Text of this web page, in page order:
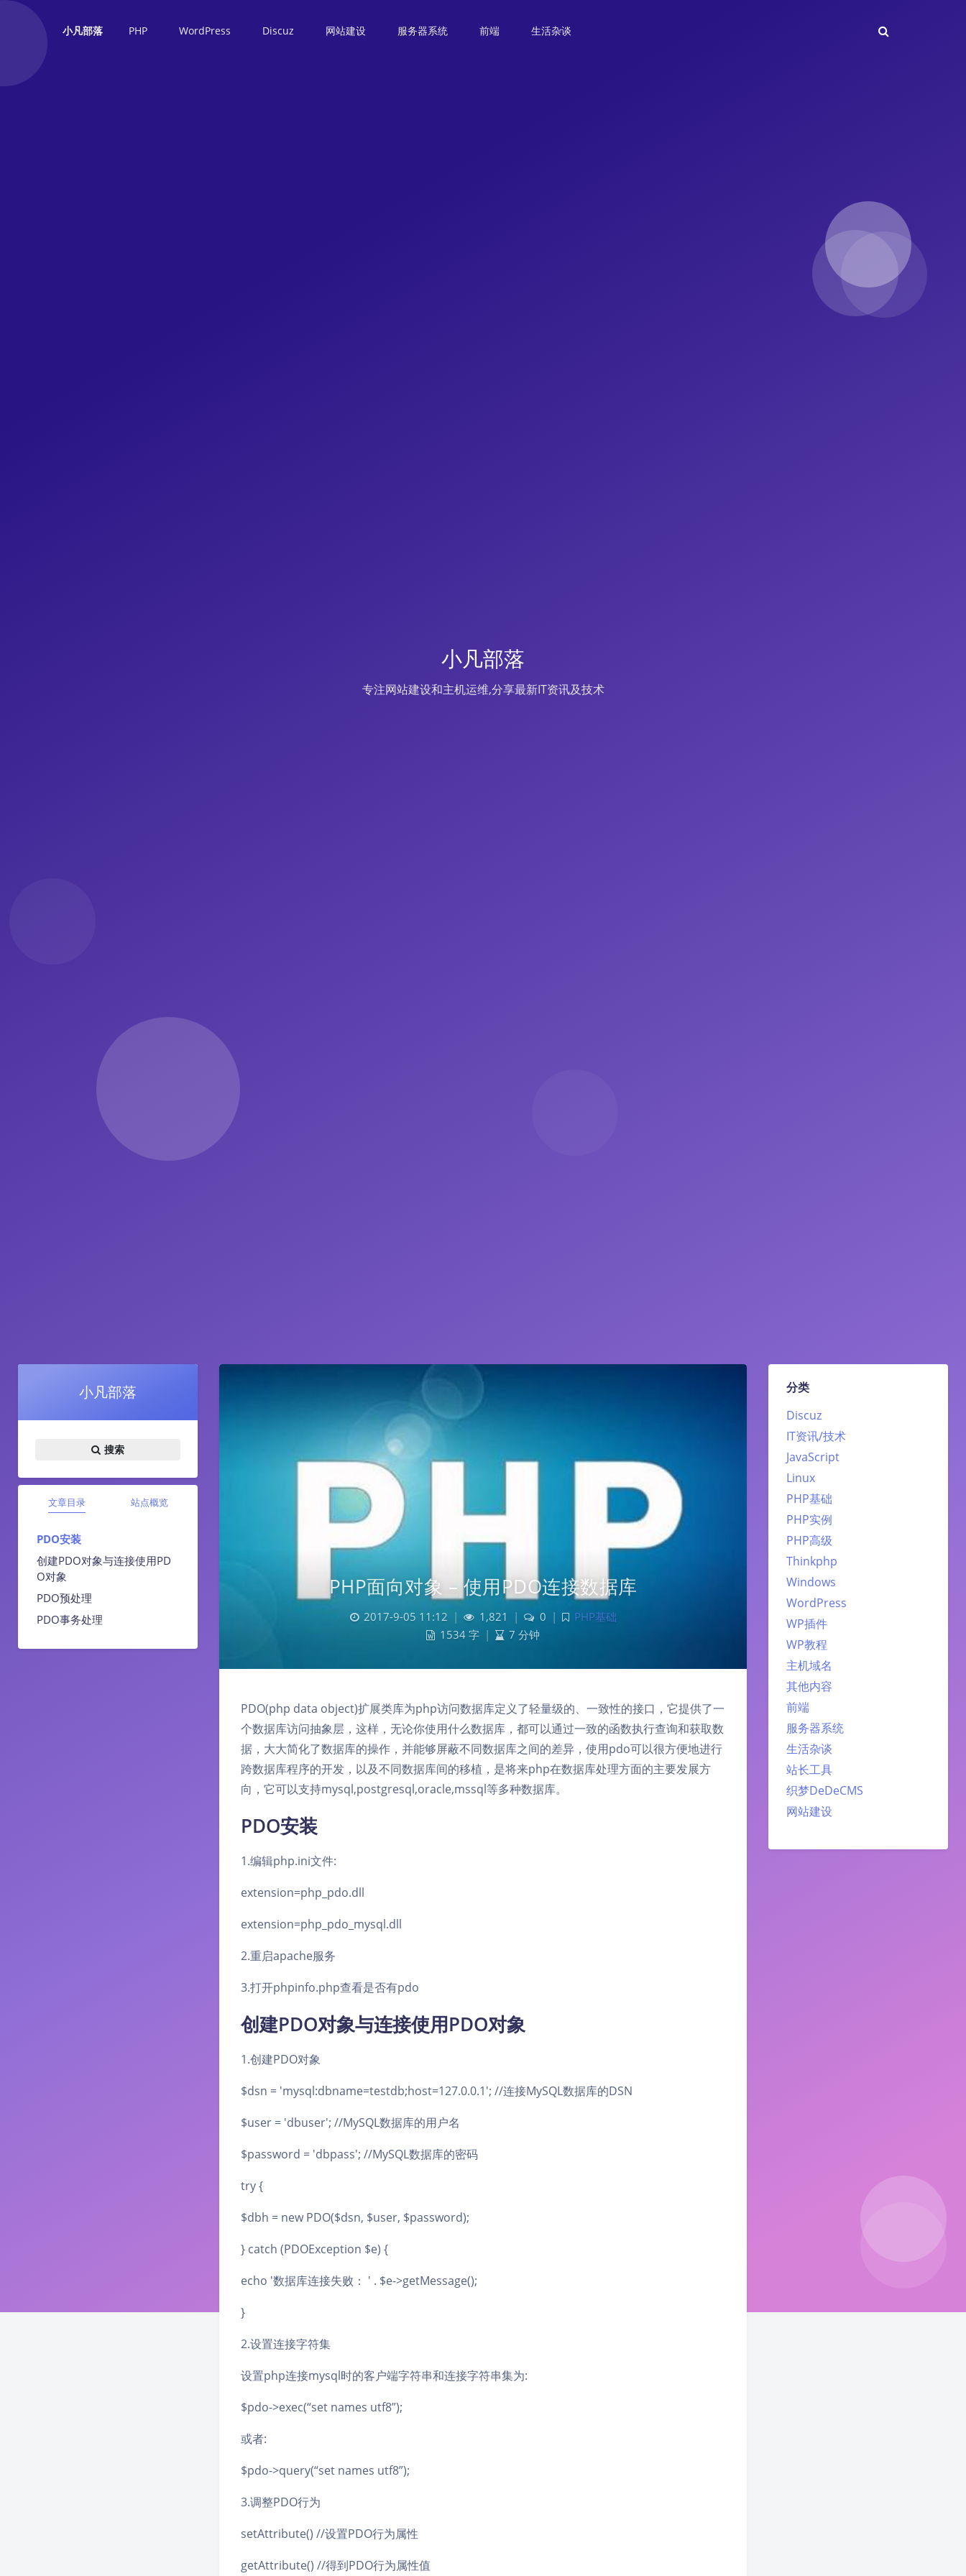
小凡部落 PHP WordPress Discuz 网站建设 服务器系统 前端 生活杂谈
小凡部落
专注网站建设和主机运维,分享最新IT资讯及技术
小凡部落
搜索
文章目录 站点概览
PDO安装
创建PDO对象与连接使用PD
O对象
PDO预处理
PDO事务处理
分类
Discuz
IT资讯/技术
JavaScript
Linux
PHP基础
PHP实例
PHP高级
Thinkphp
Windows
WordPress
WP插件
WP教程
主机域名
其他内容
前端
服务器系统
生活杂谈
站长工具
织梦DeDeCMS
网站建设
PHP面向对象 – 使用PDO连接数据库
2017-9-05 11:12 | 1,821 | 0 |
PHP基础
1534 字 | 7 分钟
PDO(php data object)扩展类库为php访问数据库定义了轻量级的、一致性的接口，它提供了一
个数据库访问抽象层，这样，无论你使用什么数据库，都可以通过一致的函数执行查询和获取数
据，大大简化了数据库的操作，并能够屏蔽不同数据库之间的差异，使用pdo可以很方便地进行
跨数据库程序的开发，以及不同数据库间的移植，是将来php在数据库处理方面的主要发展方
向，它可以支持mysql,postgresql,oracle,mssql等多种数据库。
PDO安装
1.编辑php.ini文件:
extension=php_pdo.dll
extension=php_pdo_mysql.dll
2.重启apache服务
3.打开phpinfo.php查看是否有pdo
创建PDO对象与连接使用PDO对象
1.创建PDO对象
$dsn = 'mysql:dbname=testdb;host=127.0.0.1'; //连接MySQL数据库的DSN
$user = 'dbuser'; //MySQL数据库的用户名
$password = 'dbpass'; //MySQL数据库的密码
try {
$dbh = new PDO($dsn, $user, $password);
} catch (PDOException $e) {
echo '数据库连接失败： ' . $e->getMessage();
}
2.设置连接字符集
设置php连接mysql时的客户端字符串和连接字符串集为:
$pdo->exec(“set names utf8”);
或者:
$pdo->query(“set names utf8”);
3.调整PDO行为
setAttribute() //设置PDO行为属性
getAttribute() //得到PDO行为属性值